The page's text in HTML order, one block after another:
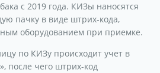
с 2019 года. КИЗы наносятся
пачку в виде штрих-кода,
оборудованием при приемке.
по КИЗу происходит учет в
после чего штрих-код